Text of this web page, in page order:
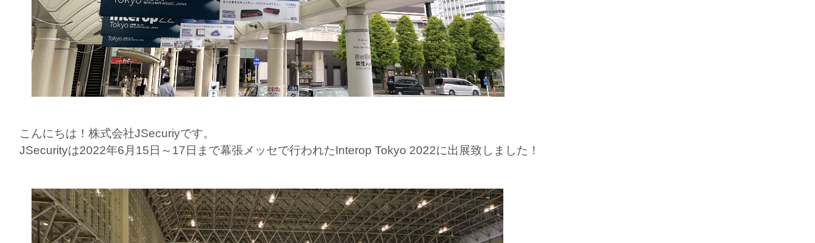
こんにちは！株式会社JSecuriyです。
JSecurityは2022年6月15日～17日まで幕張メッセで行われたInterop Tokyo 2022に出展致しました！